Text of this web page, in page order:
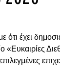
έχει
«Ευκαιρίες